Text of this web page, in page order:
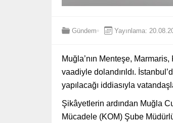
Gündem Yayınlama:
Muğla’nın Menteşe,
vaadiyle dolandırıldı.
yapılacağı iddiasıyla
Şikâyetlerin ardından Muğla
Mücadele (KOM) Şube